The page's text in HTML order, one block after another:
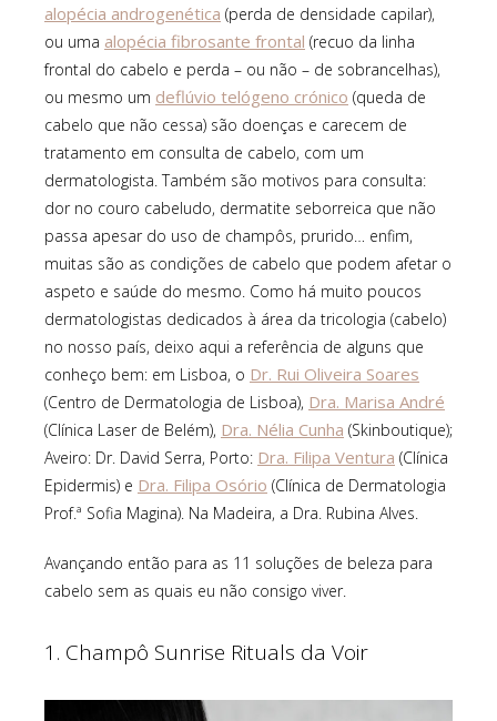
alopécia androgenética (perda de densidade capilar),
ou uma alopécia fibrosante frontal (recuo da linha
frontal do cabelo e perda – ou não – de sobrancelhas),
ou mesmo um deflúvio telógeno crónico (queda de
cabelo que não cessa) são doenças e carecem de
tratamento em consulta de cabelo, com um
dermatologista. Também são motivos para consulta:
dor no couro cabeludo, dermatite seborreica que não
passa apesar do uso de champôs, prurido… enfim,
muitas são as condições de cabelo que podem afetar o
aspeto e saúde do mesmo. Como há muito poucos
dermatologistas dedicados à área da tricologia (cabelo)
no nosso país, deixo aqui a referência de alguns que
conheço bem: em Lisboa, o Dr. Rui Oliveira Soares
(Centro de Dermatologia de Lisboa), Dra. Marisa André
(Clínica Laser de Belém), Dra. Nélia Cunha (Skinboutique);
Aveiro: Dr. David Serra, Porto: Dra. Filipa Ventura (Clínica
Epidermis) e Dra. Filipa Osório (Clínica de Dermatologia
Prof.ª Sofia Magina). Na Madeira, a Dra. Rubina Alves.
Avançando então para as 11 soluções de beleza para
cabelo sem as quais eu não consigo viver.
1. Champô Sunrise Rituals da Voir